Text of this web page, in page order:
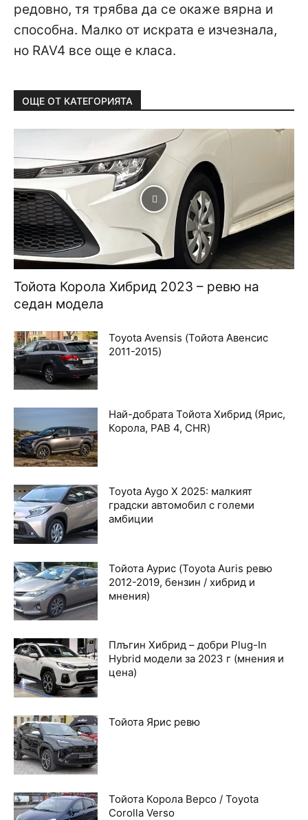
редовно, тя трябва да се окаже вярна и
способна. Малко от искрата е изчезнала,
но RAV4 все още е класа.
ОЩЕ ОТ КАТЕГОРИЯТА
Тойота Корола Хибрид 2023 – ревю на
седан модела
Toyota Avensis (Тойота Авенсис
2011-2015)
Най-добрата Тойота Хибрид (Ярис,
Корола, РАВ 4, CHR)
Toyota Aygo X 2025: малкият
градски автомобил с големи
амбиции
Тойота Аурис (Toyota Auris ревю
2012-2019, бензин / хибрид и
мнения)
Плъгин Хибрид – добри Plug-In
Hybrid модели за 2023 г (мнения и
цена)
Тойота Ярис ревю
Тойота Корола Версо / Toyota
Corolla Verso